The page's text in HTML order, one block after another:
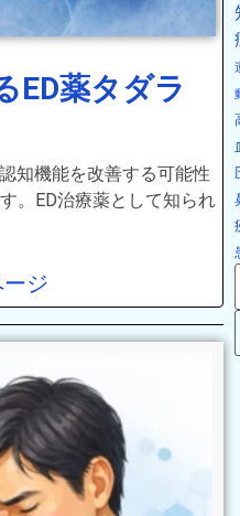
ED薬タダラ
知機能を改善する可能性
。ED治療薬として知られ
ジ